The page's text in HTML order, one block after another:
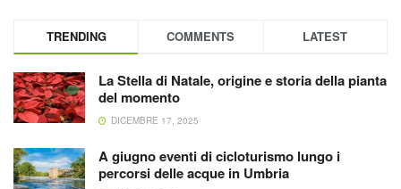
TRENDING COMMENTS LATEST
La Stella di Natale, origine e storia della pianta
del momento
DICEMBRE 17, 2025
A giugno eventi di cicloturismo lungo i
percorsi delle acque in Umbria